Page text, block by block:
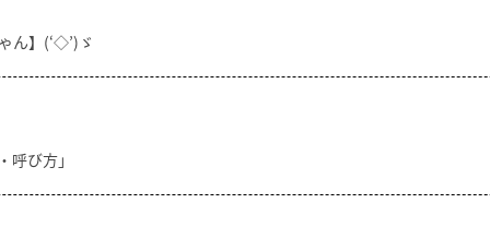
ん】(‘◇’)ゞ
び方」